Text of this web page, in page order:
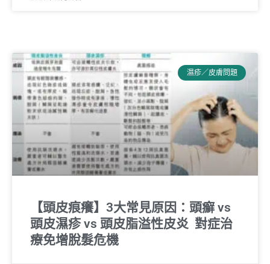
濕疹／皮膚問題
【頭皮痕癢】3大常見原因：頭癬 vs
頭皮濕疹 vs 頭皮脂溢性皮炎 對症治
療免增脫髮危機